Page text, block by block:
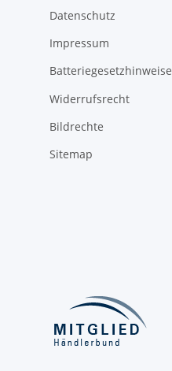
Datenschutz
Impressum
Batteriegesetzhinweise
Widerrufsrecht
Bildrechte
Sitemap